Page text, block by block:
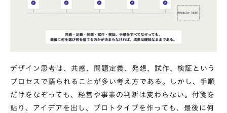
デザイン思考は、共感、問題定義、発想、試作、検証という
プロセスで語られることが多い考え方である。しかし、手順
だけをなぞっても、経営や事業の判断は変わらない。付箋を
貼り、アイデアを出し、プロトタイプを作っても、最後に何